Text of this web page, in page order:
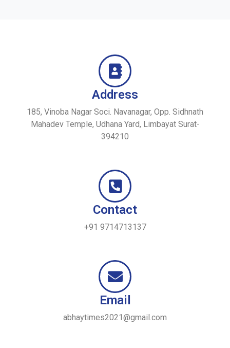
Address
185, Vinoba Nagar Soci. Navanagar, Opp. Sidhnath
Mahadev Temple, Udhana Yard, Limbayat Surat-
394210
Contact
+91 9714713137
Email
abhaytimes2021@gmail.com